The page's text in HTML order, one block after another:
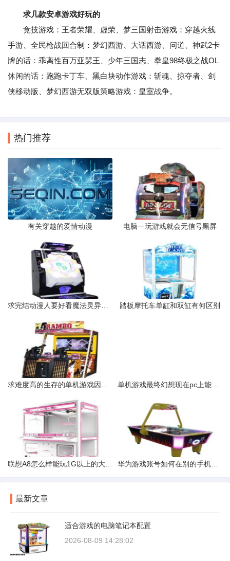
求几款安卓游戏好玩的
竞技游戏：王者荣耀、虚荣、梦三国射击游戏：穿越火线
手游、全民枪战回合制：梦幻西游、大话西游、问道、神武2卡
牌的话：乖离性百万亚瑟王、少年三国志、拳皇98终极之战OL
休闲的话：跑跑卡丁车、黑白块动作游戏：斩魂、掠夺者、剑
侠移动版、梦幻西游无双版策略游戏：皇室战争。
热门推荐
有关穿越的爱情动漫 电脑一玩游戏就会无信号黑屏
踏板摩托车单缸和双缸有何区别
最新文章
适合游戏的电脑笔记本配置
2026-08-09 14:28:02